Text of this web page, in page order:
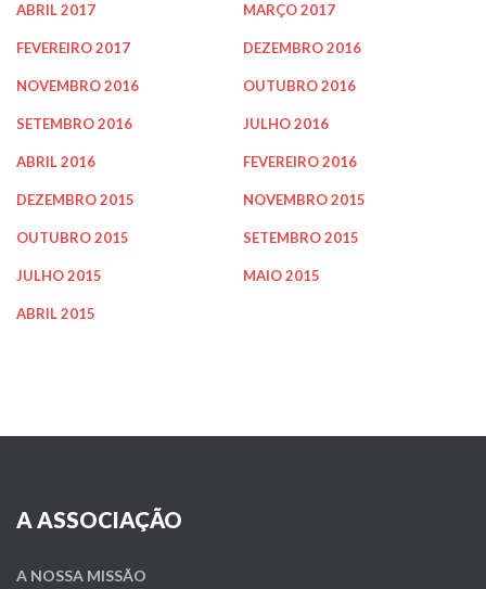
ABRIL 2017 MARÇO 2017
FEVEREIRO 2017 DEZEMBRO 2016
NOVEMBRO 2016 OUTUBRO 2016
SETEMBRO 2016 JULHO 2016
ABRIL 2016 FEVEREIRO 2016
DEZEMBRO 2015 NOVEMBRO 2015
OUTUBRO 2015 SETEMBRO 2015
JULHO 2015 MAIO 2015
ABRIL 2015
A ASSOCIAÇÃO
A NOSSA MISSÃO